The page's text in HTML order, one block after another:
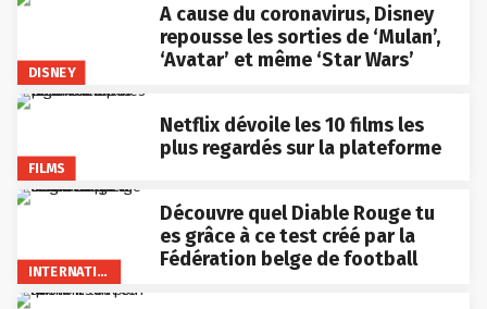
DISNEY
A cause du coronavirus, Disney
repousse les sorties de ‘Mulan’,
‘Avatar’ et même ‘Star Wars’
FILMS
Netflix dévoile les 10 films les
plus regardés sur la plateforme
INTERNATIONAL
Découvre quel Diable Rouge tu
es grâce à ce test créé par la
Fédération belge de football